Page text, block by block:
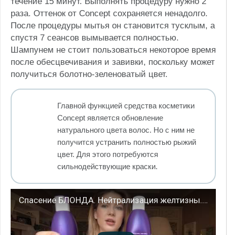
раза. Оттенок от Concept сохраняется ненадолго.
После процедуры мытья он становится тусклым, а
спустя 7 сеансов вымывается полностью.
Шампунем не стоит пользоваться некоторое время
после обесцвечивания и завивки, поскольку может
получиться болотно-зеленоватый цвет.
Главной функцией средства косметики
Concept является обновление
натурального цвета волос. Но с ним не
получится устранить полностью рыжий
цвет. Для этого потребуются
сильнодействующие краски.
Спасение БЛОНДА. Нейтрализация желтизны. Фиолетовые шампуни. МОЯ ИСТОРИЯ